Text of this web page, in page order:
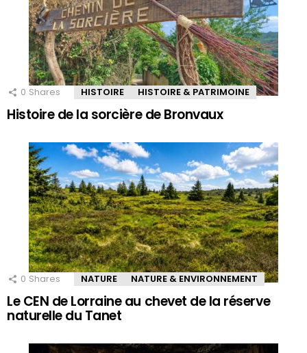
0 Shares HISTOIRE HISTOIRE & PATRIMOINE
Histoire de la sorcière de Bronvaux
0 Shares NATURE NATURE & ENVIRONNEMENT
Le CEN de Lorraine au chevet de la réserve
naturelle du Tanet